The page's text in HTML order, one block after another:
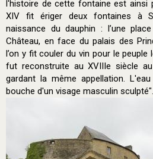
l'histoire de cette fontaine est ainsi
XIV fit ériger deux fontaines à
naissance du dauphin : l’une
Château, en face du palais des
l’on y fit couler du vin pour le peuple
fut reconstruite au XVIIIe siècle
gardant la même appellation.
bouche d'un visage masculin sculpté".